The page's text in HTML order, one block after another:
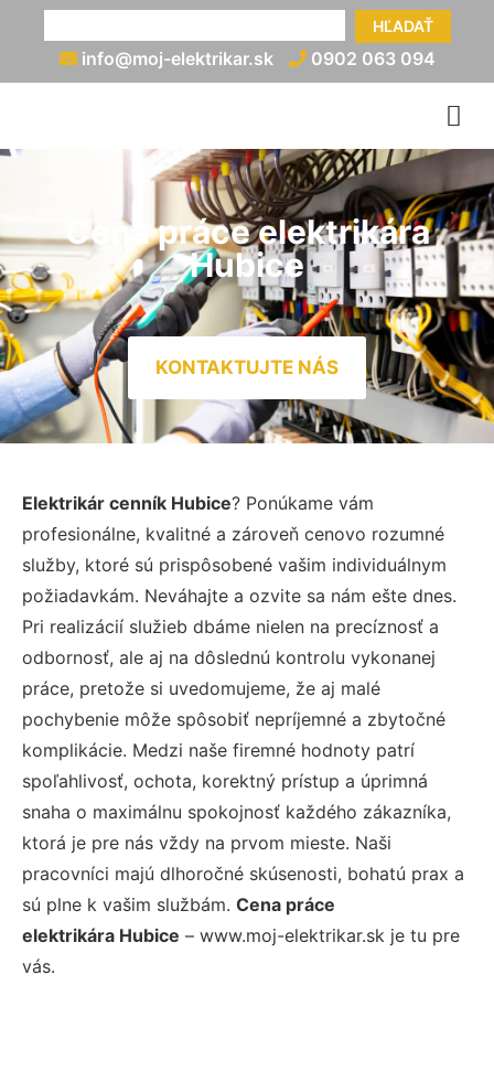
HĽADAŤ
info@moj-elektrikar.sk 0902 063 094
Cena práce elektrikára
Hubice
KONTAKTUJTE NÁS
Elektrikár cenník Hubice? Ponúkame vám
profesionálne, kvalitné a zároveň cenovo rozumné
služby, ktoré sú prispôsobené vašim individuálnym
požiadavkám. Neváhajte a ozvite sa nám ešte dnes.
Pri realizácií služieb dbáme nielen na precíznosť a
odbornosť, ale aj na dôslednú kontrolu vykonanej
práce, pretože si uvedomujeme, že aj malé
pochybenie môže spôsobiť nepríjemné a zbytočné
komplikácie. Medzi naše firemné hodnoty patrí
spoľahlivosť, ochota, korektný prístup a úprimná
snaha o maximálnu spokojnosť každého zákazníka,
ktorá je pre nás vždy na prvom mieste. Naši
pracovníci majú dlhoročné skúsenosti, bohatú prax a
sú plne k vašim službám. Cena práce
elektrikára Hubice – www.moj-elektrikar.sk je tu pre
vás.